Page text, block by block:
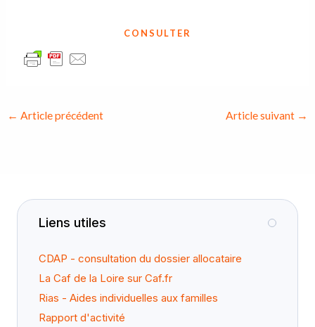
CONSULTER
← Article précédent Article suivant →
Liens utiles
CDAP - consultation du dossier allocataire
La Caf de la Loire sur Caf.fr
Rias - Aides individuelles aux familles
Rapport d'activité